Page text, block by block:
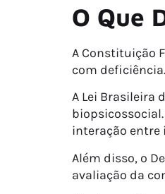
O Que
A Constituição
com deficiência.
A Lei Brasileira
interação entre
Além disso, o
avaliação da